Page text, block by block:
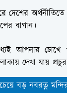
দেশের
বাগান।
আপনার চোখে
দেখা যায় প্রচুর
বড় নবরত্ন